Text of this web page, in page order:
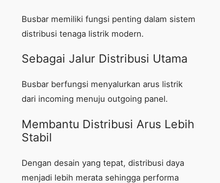
Busbar memiliki fungsi penting dalam sistem
distribusi tenaga listrik modern.
Sebagai Jalur Distribusi Utama
Busbar berfungsi menyalurkan arus listrik
dari incoming menuju outgoing panel.
Membantu Distribusi Arus Lebih
Stabil
Dengan desain yang tepat, distribusi daya
menjadi lebih merata sehingga performa